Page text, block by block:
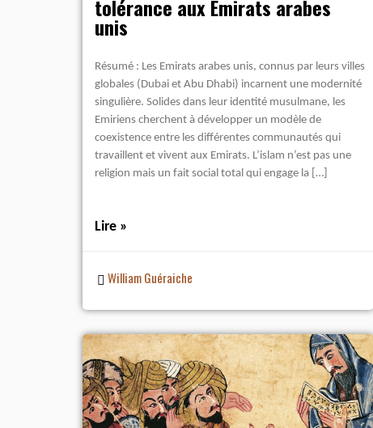
tolérance aux Emirats arabes
unis
Résumé : Les Emirats arabes unis, connus par leurs villes
globales (Dubai et Abu Dhabi) incarnent une modernité
singulière. Solides dans leur identité musulmane, les
Emiriens cherchent à développer un modèle de
coexistence entre les différentes communautés qui
travaillent et vivent aux Emirats. L’islam n’est pas une
religion mais un fait social total qui engage la […]
Lire »
William Guéraiche